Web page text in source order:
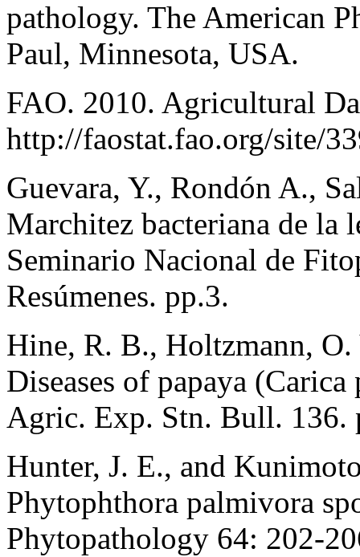
pathology. The American
Paul, Minnesota, USA.
FAO. 2010. Agricultural
http://faostat.fao.org/site/
Guevara, Y., Rondón A.,
Marchitez bacteriana de la
Seminario Nacional de
Resúmenes. pp.3.
Hine, R. B., Holtzmann, O.
Diseases of papaya
Agric. Exp. Stn. Bull. 136.
Hunter, J. E., and
Phytophthora palmivora
Phytopathology 64: 202-